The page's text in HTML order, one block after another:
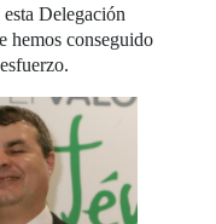
Delegación
hemos conseguido